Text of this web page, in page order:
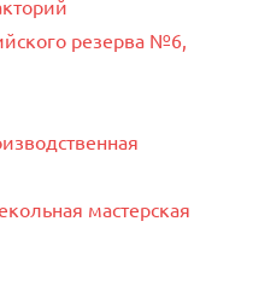
резерва №6,
мастерская